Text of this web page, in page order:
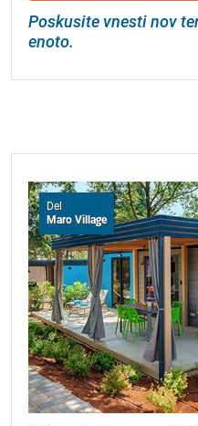
Poskusite vnesti nov
enoto.
Del
Maro Village